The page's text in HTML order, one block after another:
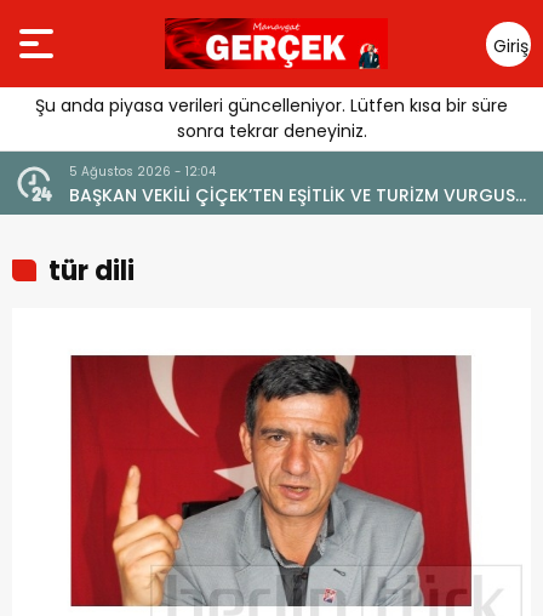
Giriş
Yap
Şu anda piyasa verileri güncelleniyor. Lütfen kısa bir süre
sonra tekrar deneyiniz.
5 Ağustos 2026 - 12:04
BAŞKAN VEKİLİ ÇİÇEK’TEN EŞİTLİK VE TURİZM VURGUSU:
“MANAVGAT’IN MARKA DEĞERİNE ZARAR VERİLMEMELİ”
tür dili